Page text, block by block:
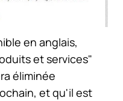
en anglais,
et services"
éliminée
et qu'il est